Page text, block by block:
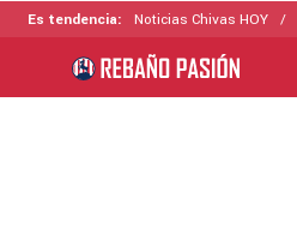
Es tendencia: Noticias Chivas HOY